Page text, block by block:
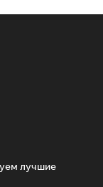
лучшие